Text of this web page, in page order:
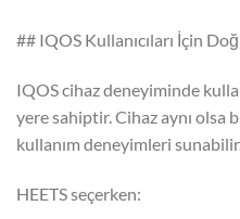
## IQOS Kullanıcıları İçin
IQOS cihaz deneyiminde
yere sahiptir. Cihaz aynı olsa
kullanım deneyimleri
HEETS seçerken: